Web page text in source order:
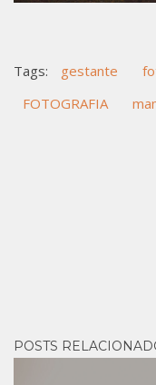
Tags: gestante
FOTOGRAFIA
POSTS